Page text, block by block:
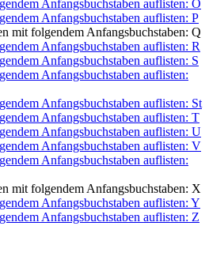
Anfangsbuchstaben auflisten: O
Anfangsbuchstaben auflisten: P
mit folgendem Anfangsbuchstaben: Q
Anfangsbuchstaben auflisten: R
Anfangsbuchstaben auflisten: S
Anfangsbuchstaben auflisten:
Anfangsbuchstaben auflisten: St
Anfangsbuchstaben auflisten: T
Anfangsbuchstaben auflisten: U
Anfangsbuchstaben auflisten: V
Anfangsbuchstaben auflisten:
mit folgendem Anfangsbuchstaben: X
Anfangsbuchstaben auflisten: Y
Anfangsbuchstaben auflisten: Z